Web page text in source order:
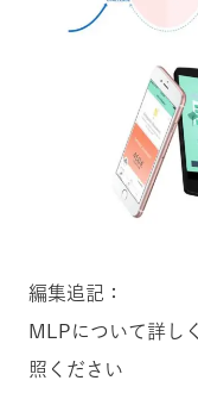
編集追記：
MLPについて詳し
照ください